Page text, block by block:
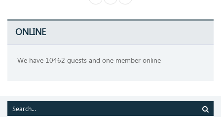
ONLINE
We have 10462 guests and one member online